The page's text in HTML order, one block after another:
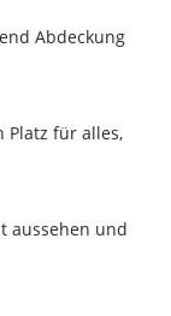
Abdeckung
Platz für alles,
aussehen und